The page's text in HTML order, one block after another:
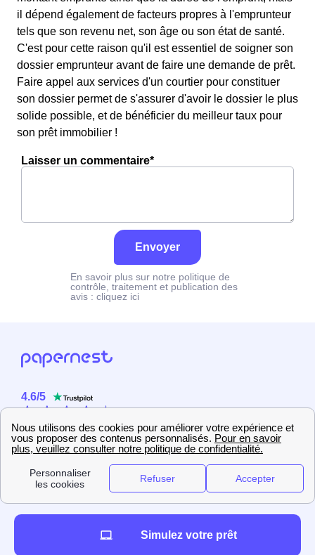
il dépend également de facteurs propres à l'emprunteur
tels que son revenu net, son âge ou son état de santé.
C'est pour cette raison qu'il est essentiel de soigner son
dossier emprunteur avant de faire une demande de prêt.
Faire appel aux services d'un courtier pour constituer
son dossier permet de s'assurer d'avoir le dossier le plus
solide possible, et de bénéficier du meilleur taux pour
son prêt immobilier !
Laisser un commentaire*
Envoyer
En savoir plus sur notre politique de
contrôle, traitement et publication des
avis : cliquez ici
4.6/5
2358 utilisateurs
Simulez votre prêt